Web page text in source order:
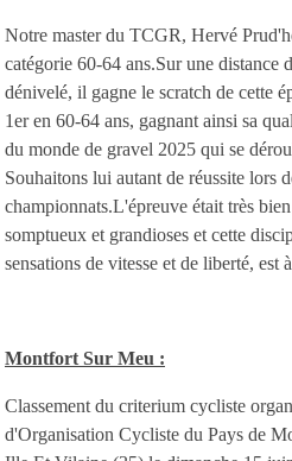
Notre master du TCGR, Hervé
catégorie 60-64 ans.Sur une distance
dénivelé, il gagne le scratch de cette
1er en 60-64 ans, gagnant ainsi sa
du monde de gravel 2025 qui se
Souhaitons lui autant de réussite lors
championnats.L'épreuve était très
somptueux et grandioses et cette
sensations de vitesse et de liberté, est
Montfort Sur Meu :
Classement du criterium cycliste
d'Organisation Cycliste du Pays de